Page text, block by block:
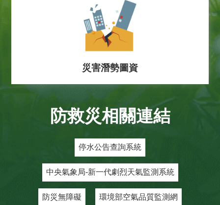
災害潛勢圖資
防救災相關連結
停水公告查詢系統
中央氣象局-新一代劇烈天氣監測系統
防災無障礙 環境部空氣品質監測網